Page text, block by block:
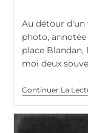
Au détour
photo, annotée
place
moi deux
Continuer La